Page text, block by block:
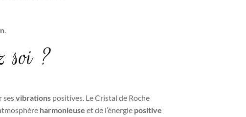
.
soi ?
sesvibrations positives. Le Cristal de Roche
harmonieuse et de l’énergie positive